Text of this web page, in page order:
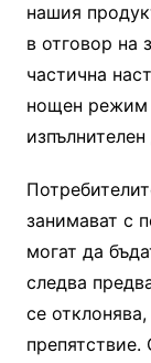
нашия
в отговор на
частична
нощен режим
занимават с
могат да
следва
се